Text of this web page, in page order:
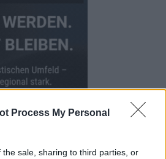
Process My Personal
sale, sharing to third parties, or